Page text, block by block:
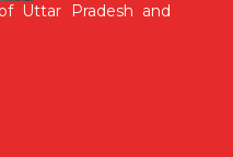
Uttar Pradesh and